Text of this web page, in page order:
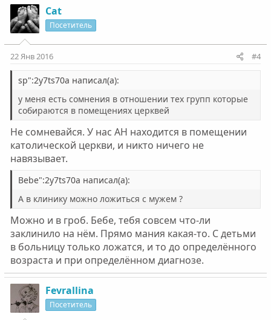
Cat
Посетитель
22 Янв 2016 #4
sp":2y7ts70a написал(а):
у меня есть сомнения в отношении тех групп которые
собираются в помещениях церквей
Не сомневайся. У нас АН находится в помещении
католической церкви, и никто ничего не
навязывает.
Bebe":2y7ts70a написал(а):
А в клинику можно ложиться с мужем ?
Можно и в гроб. Бебе, тебя совсем что-ли
заклинило на нём. Прямо мания какая-то. С детьми
в больницу только ложатся, и то до определённого
возраста и при определённом диагнозе.
Fevrallina
Посетитель